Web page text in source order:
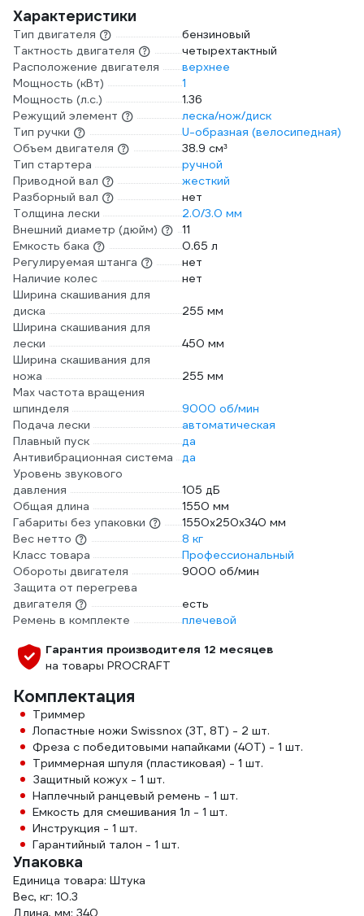
Характеристики
Тип двигателя
бензиновый
Тактность двигателя
четырехтактный
Расположение двигателя
верхнее
Мощность (кВт)
1
Мощность (л.с.)
1.36
Режущий элемент
леска/нож/диск
Тип ручки
U-образная (велосипедная)
Объем двигателя
38.9 см³
Тип стартера
ручной
Приводной вал
жесткий
Разборный вал
нет
Толщина лески
2.0/3.0 мм
Внешний диаметр (дюйм)
11
Емкость бака
0.65 л
Регулируемая штанга
нет
Наличие колес
нет
Ширина скашивания для
диска
255 мм
Ширина скашивания для
лески
450 мм
Ширина скашивания для
ножа
255 мм
Max частота вращения
шпинделя
9000 об/мин
Подача лески
автоматическая
Плавный пуск
да
Антивибрационная система
да
Уровень звукового
давления
105 дБ
Общая длина
1550 мм
Габариты без упаковки
1550х250х340 мм
Вес нетто
8 кг
Класс товара
Профессиональный
Обороты двигателя
9000 об/мин
Защита от перегрева
двигателя
есть
Ремень в комплекте
плечевой
Гарантия производителя 12 месяцев
на товары PROCRAFT
Комплектация
Триммер
Лопастные ножи Swissnox (3Т, 8Т) - 2 шт.
Фреза с победитовыми напайками (40Т) - 1 шт.
Триммерная шпуля (пластиковая) - 1 шт.
Защитный кожух - 1 шт.
Наплечный ранцевый ремень - 1 шт.
Емкость для смешивания 1л - 1 шт.
Инструкция - 1 шт.
Гарантийный талон - 1 шт.
Упаковка
Единица товара: Штука
Вес, кг: 10.3
Длина, мм: 340